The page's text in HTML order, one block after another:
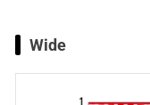
Wide